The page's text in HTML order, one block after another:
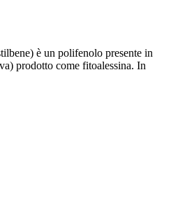
è un polifenolo presente in
prodotto come fitoalessina. In